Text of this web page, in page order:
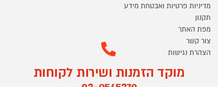
מדיניות פרטיות ואבטחת מידע
תקנון
מפת האתר
צור קשר
הצהרת נגישות
מוקד הזמנות ושירות לקוחות